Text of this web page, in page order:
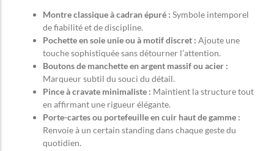
Montre classique à cadran épuré : Symbole intemporel
de fiabilité et de discipline.
Pochette en soie unie ou à motif discret : Ajoute une
touche sophistiquée sans détourner l’attention.
Boutons de manchette en argent massif ou acier :
Marqueur subtil du souci du détail.
Pince à cravate minimaliste : Maintient la structure tout
en affirmant une rigueur élégante.
Porte-cartes ou portefeuille en cuir haut de gamme :
Renvoie à un certain standing dans chaque geste du
quotidien.